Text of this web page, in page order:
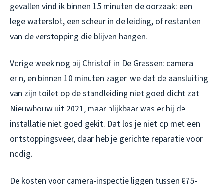
gevallen vind ik binnen 15 minuten de oorzaak: een
lege waterslot, een scheur in de leiding, of restanten
van de verstopping die blijven hangen.
Vorige week nog bij Christof in De Grassen: camera
erin, en binnen 10 minuten zagen we dat de aansluiting
van zijn toilet op de standleiding niet goed dicht zat.
Nieuwbouw uit 2021, maar blijkbaar was er bij de
installatie niet goed gekit. Dat los je niet op met een
ontstoppingsveer, daar heb je gerichte reparatie voor
nodig.
De kosten voor camera-inspectie liggen tussen €75-